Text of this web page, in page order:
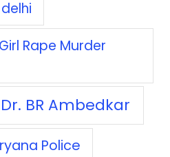
delhi
Rape Murder
Dr. BR Ambedkar
Police